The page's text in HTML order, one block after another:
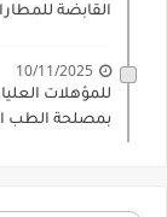
القابضة للمطارات
10/11/2025
للمؤهلات
بمصلحة الطب